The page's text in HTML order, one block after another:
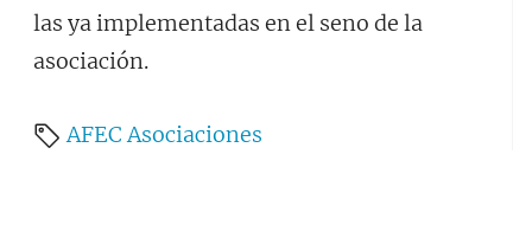
las ya implementadas en el seno de la
asociación.
AFEC Asociaciones